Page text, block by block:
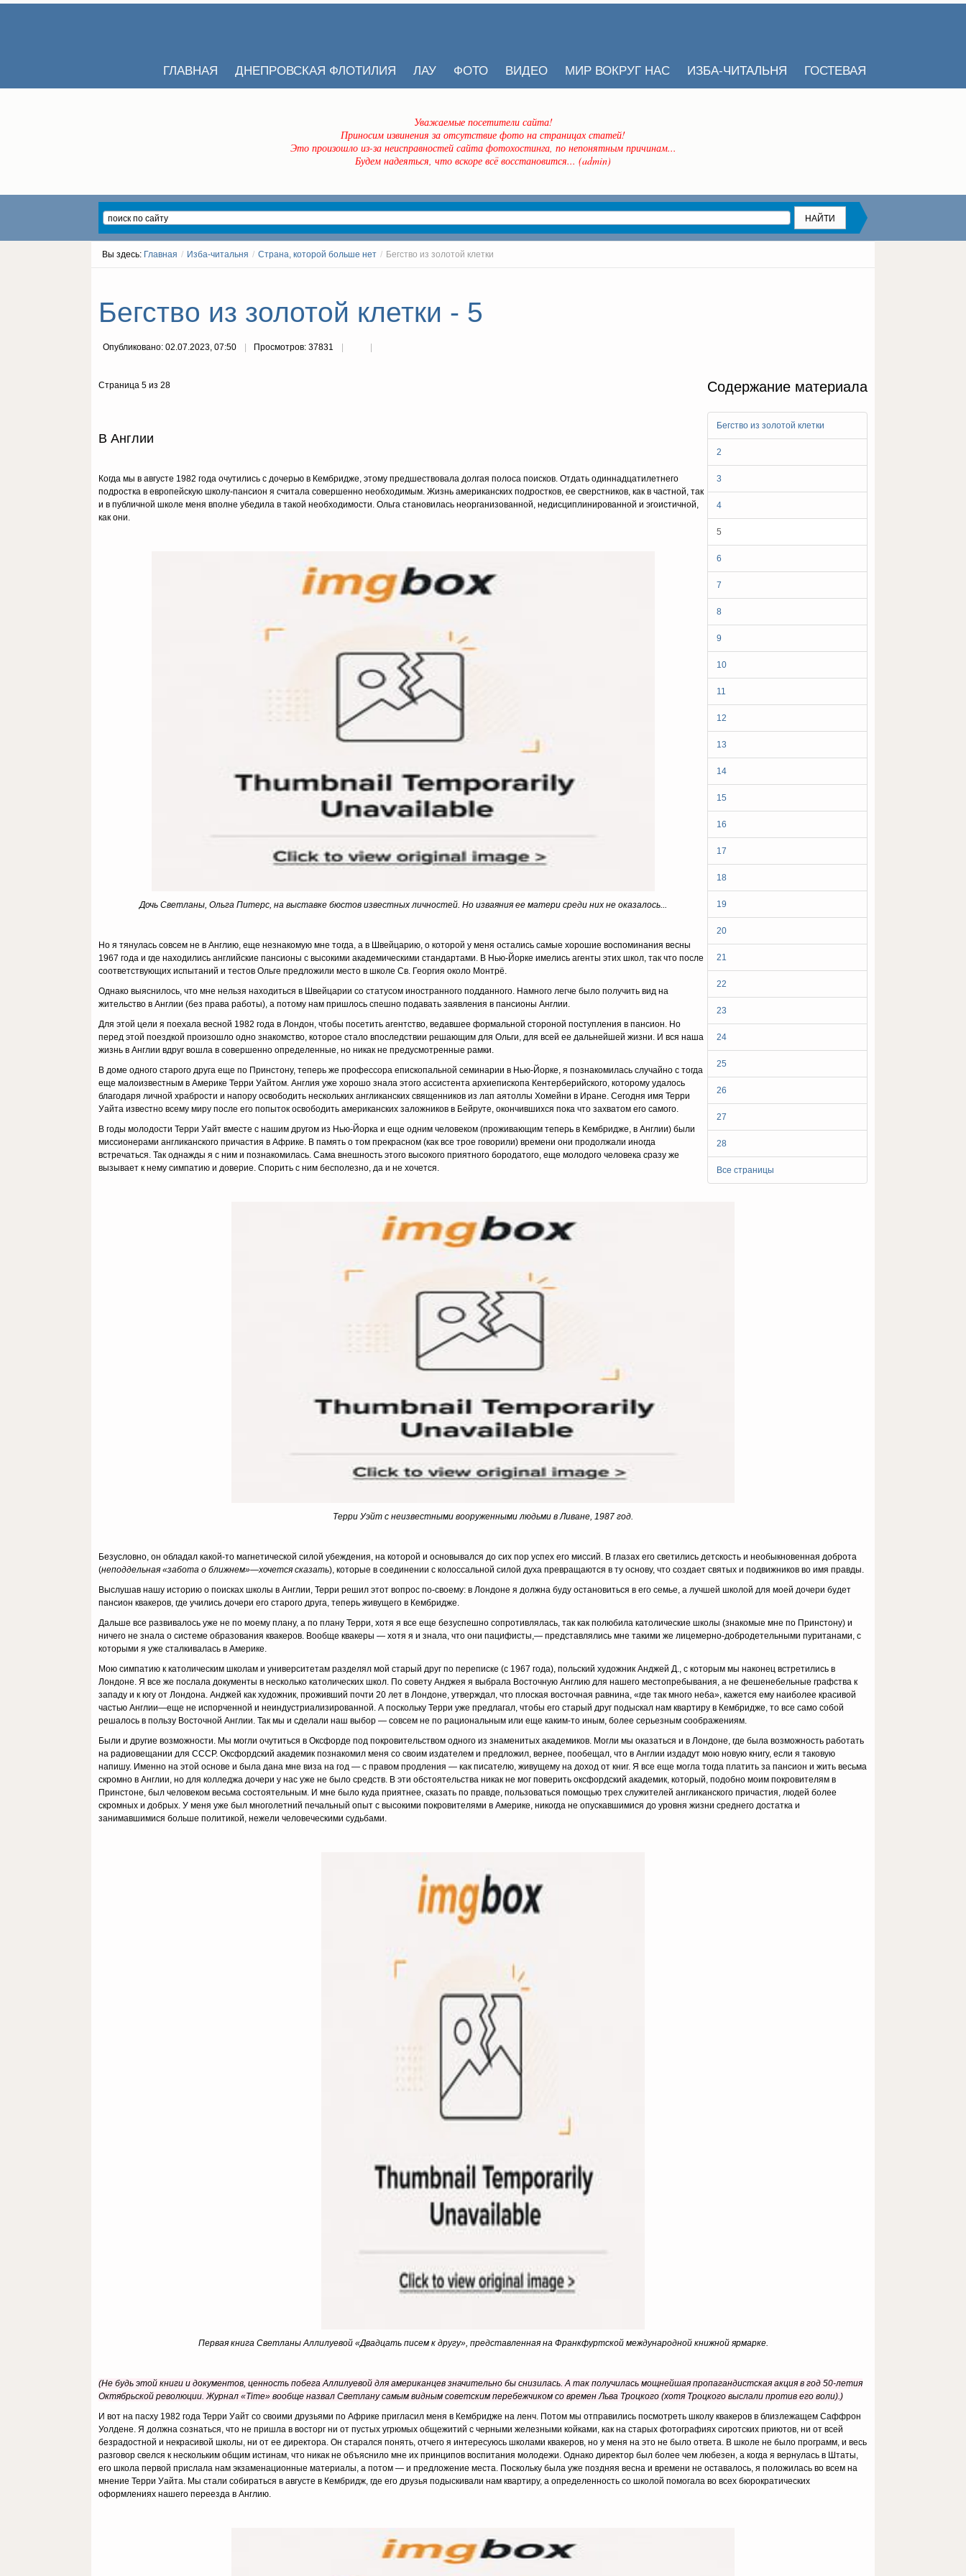
ГЛАВНАЯ ДНЕПРОВСКАЯ ФЛОТИЛИЯ ЛАУ ФОТО ВИДЕО МИР ВОКРУГ НАС ИЗБА-ЧИТАЛЬНЯ ГОСТЕВАЯ
Уважаемые посетители сайта!
Приносим извинения за отсутствие фото на страницах статей!
Это произошло из-за неисправностей сайта фотохостинга, по непонятным причинам...
Будем надеяться, что вскоре всё восстановится... (admin)
Вы здесь: Главная / Изба-читальня / Страна, которой больше нет / Бегство из золотой клетки
Бегство из золотой клетки - 5
Опубликовано: 02.07.2023, 07:50 Просмотров: 37831
Содержание материала
Бегство из золотой клетки
2
3
4
5
6
7
8
9
10
11
12
13
14
15
16
17
18
19
20
21
22
23
24
25
26
27
28
Все страницы
Страница 5 из 28
В Англии
Когда мы в августе 1982 года очутились с дочерью в Кембридже, этому предшествовала долгая полоса поисков. Отдать одиннадцатилетнего
подростка в европейскую школу-пансион я считала совершенно необходимым. Жизнь американских подростков, ее сверстников, как в частной, так
и в публичной школе меня вполне убедила в такой необходимости. Ольга становилась неорганизованной, недисциплинированной и эгоистичной,
как они.
Дочь Светланы, Ольга Питерс, на выставке бюстов известных личностей. Но изваяния ее матери среди них не оказалось...
Но я тянулась совсем не в Англию, еще незнакомую мне тогда, а в Швейцарию, о которой у меня остались самые хорошие воспоминания весны
1967 года и где находились английские пансионы с высокими академическими стандартами. В Нью-Йорке имелись агенты этих школ, так что после
соответствующих испытаний и тестов Ольге предложили место в школе Св. Георгия около Монтрё.
Однако выяснилось, что мне нельзя находиться в Швейцарии со статусом иностранного подданного. Намного легче было получить вид на
жительство в Англии (без права работы), а потому нам пришлось спешно подавать заявления в пансионы Англии.
Для этой цели я поехала весной 1982 года в Лондон, чтобы посетить агентство, ведавшее формальной стороной поступления в пансион. Но
перед этой поездкой произошло одно знакомство, которое стало впоследствии решающим для Ольги, для всей ее дальнейшей жизни. И вся наша
жизнь в Англии вдруг вошла в совершенно определенные, но никак не предусмотренные рамки.
В доме одного старого друга еще по Принстону, теперь же профессора епископальной семинарии в Нью-Йорке, я познакомилась случайно с тогда
еще малоизвестным в Америке Терри Уайтом. Англия уже хорошо знала этого ассистента архиепископа Кентерберийского, которому удалось
благодаря личной храбрости и напору освободить нескольких англиканских священников из лап аятоллы Хомейни в Иране. Сегодня имя Терри
Уайта известно всему миру после его попыток освободить американских заложников в Бейруте, окончившихся пока что захватом его самого.
В годы молодости Терри Уайт вместе с нашим другом из Нью-Йорка и еще одним человеком (проживающим теперь в Кембридже, в Англии) были
миссионерами англиканского причастия в Африке. В память о том прекрасном (как все трое говорили) времени они продолжали иногда
встречаться. Так однажды я с ним и познакомилась. Сама внешность этого высокого приятного бородатого, еще молодого человека сразу же
вызывает к нему симпатию и доверие. Спорить с ним бесполезно, да и не хочется.
Терри Уэйт с неизвестными вооруженными людьми в Ливане, 1987 год.
Безусловно, он обладал какой-то магнетической силой убеждения, на которой и основывался до сих пор успех его миссий. В глазах его светились детскость и необыкновенная доброта
(неподдельная «забота о ближнем»—хочется сказать), которые в соединении с колоссальной силой духа превращаются в ту основу, что создает святых и подвижников во имя правды.
Выслушав нашу историю о поисках школы в Англии, Терри решил этот вопрос по-своему: в Лондоне я должна буду остановиться в его семье, а лучшей школой для моей дочери будет
пансион квакеров, где учились дочери его старого друга, теперь живущего в Кембридже.
Дальше все развивалось уже не по моему плану, а по плану Терри, хотя я все еще безуспешно сопротивлялась, так как полюбила католические школы (знакомые мне по Принстону) и
ничего не знала о системе образования квакеров. Вообще квакеры — хотя я и знала, что они пацифисты,— представлялись мне такими же лицемерно-добродетельными пуританами, с
которыми я уже сталкивалась в Америке.
Мою симпатию к католическим школам и университетам разделял мой старый друг по переписке (с 1967 года), польский художник Анджей Д., с которым мы наконец встретились в
Лондоне. Я все же послала документы в несколько католических школ. По совету Анджея я выбрала Восточную Англию для нашего местопребывания, а не фешенебельные графства к
западу и к югу от Лондона. Анджей как художник, проживший почти 20 лет в Лондоне, утверждал, что плоская восточная равнина, «где так много неба», кажется ему наиболее красивой
частью Англии—еще не испорченной и неиндустриализированной. А поскольку Терри уже предлагал, чтобы его старый друг подыскал нам квартиру в Кембридже, то все само собой
решалось в пользу Восточной Англии. Так мы и сделали наш выбор — совсем не по рациональным или еще каким-то иным, более серьезным соображениям.
Были и другие возможности. Мы могли очутиться в Оксфорде под покровительством одного из знаменитых академиков. Могли мы оказаться и в Лондоне, где была возможность работать
на радиовещании для СССР. Оксфордский академик познакомил меня со своим издателем и предложил, вернее, пообещал, что в Англии издадут мою новую книгу, если я таковую
напишу. Именно на этой основе и была дана мне виза на год — с правом продления — как писателю, живущему на доход от книг. Я все еще могла тогда платить за пансион и жить весьма
скромно в Англии, но для колледжа дочери у нас уже не было средств. В эти обстоятельства никак не мог поверить оксфордский академик, который, подобно моим покровителям в
Принстоне, был человеком весьма состоятельным. И мне было куда приятнее, сказать по правде, пользоваться помощью трех служителей англиканского причастия, людей более
скромных и добрых. У меня уже был многолетний печальный опыт с высокими покровителями в Америке, никогда не опускавшимися до уровня жизни среднего достатка и
занимавшимися больше политикой, нежели человеческими судьбами.
Первая книга Светланы Аллилуевой «Двадцать писем к другу», представленная на Франкфуртской международной книжной ярмарке.
(Не будь этой книги и документов, ценность побега Аллилуевой для американцев значительно бы снизилась. А так получилась мощнейшая пропагандистская акция в год 50-летия
Октябрьской революции. Журнал «Time» вообще назвал Светлану самым видным советским перебежчиком со времен Льва Троцкого (хотя Троцкого выслали против его воли).)
И вот на пасху 1982 года Терри Уайт со своими друзьями по Африке пригласил меня в Кембридже на ленч. Потом мы отправились посмотреть школу квакеров в близлежащем Саффрон
Уолдене. Я должна сознаться, что не пришла в восторг ни от пустых угрюмых общежитий с черными железными койками, как на старых фотографиях сиротских приютов, ни от всей
безрадостной и некрасивой школы, ни от ее директора. Он старался понять, отчего я интересуюсь школами квакеров, но у меня на это не было ответа. В школе не было программ, и весь
разговор свелся к нескольким общим истинам, что никак не объяснило мне их принципов воспитания молодежи. Однако директор был более чем любезен, а когда я вернулась в Штаты,
его школа первой прислала нам экзаменационные материалы, а потом — и предложение места. Поскольку была уже поздняя весна и времени не оставалось, я положилась во всем на
мнение Терри Уайта. Мы стали собираться в августе в Кембридж, где его друзья подыскивали нам квартиру, а определенность со школой помогала во всех бюрократических
оформлениях нашего переезда в Англию.